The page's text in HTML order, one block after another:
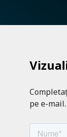
pe e-mail.